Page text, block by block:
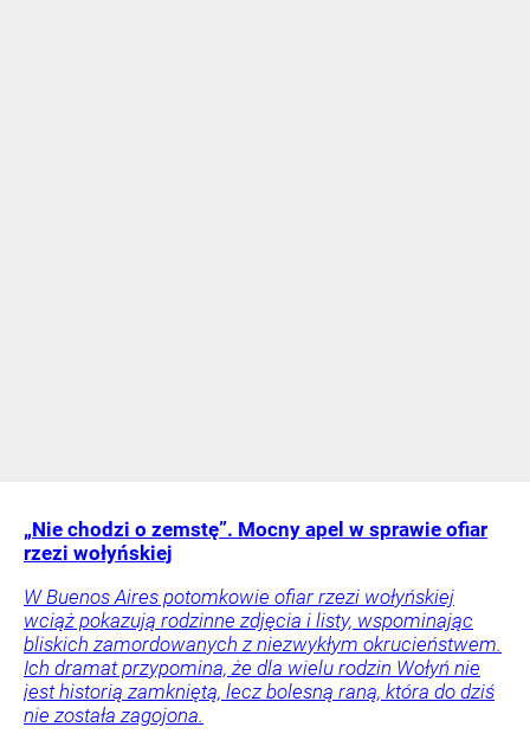
„Nie chodzi o zemstę”. Mocny apel w sprawie ofiar
rzezi wołyńskiej
W Buenos Aires potomkowie ofiar rzezi wołyńskiej
wciąż pokazują rodzinne zdjęcia i listy, wspominając
bliskich zamordowanych z niezwykłym okrucieństwem.
Ich dramat przypomina, że dla wielu rodzin Wołyń nie
jest historią zamkniętą, lecz bolesną raną, która do dziś
nie została zagojona.